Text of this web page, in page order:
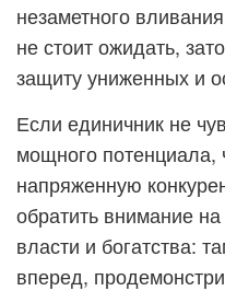
незаметного
не стоит ожидать,
защиту униженных и
Если единичник не
мощного
напряженную
обратить внимание
власти и богатства:
вперед,